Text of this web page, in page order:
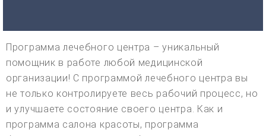
Программа лечебного центра – уникальный
помощник в работе любой медицинской
организации! С программой лечебного центра вы
не только контролируете весь рабочий процесс, но
и улучшаете состояние своего центра. Как и
программа салона красоты, программа